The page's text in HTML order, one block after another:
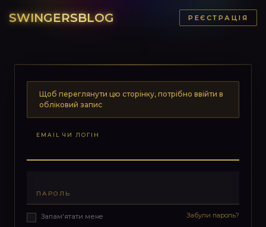
SWINGERSBLOG РЕЄСТРАЦІЯ
Щоб переглянути цю сторінку, потрібно ввійти в
обліковий запис
EMAIL ЧИ ЛОГІН
ПАРОЛЬ
Запам'ятати мене Забули пароль?